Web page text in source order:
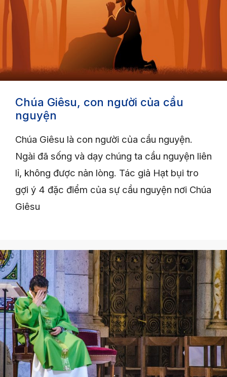
Chúa Giêsu, con người của cầu
nguyện
Chúa Giêsu là con người của cầu nguyện.
Ngài đã sống và dạy chúng ta cầu nguyện liên
lỉ, không được nản lòng. Tác giả Hạt bụi tro
gợi ý 4 đặc điểm của sự cầu nguyện nơi Chúa
Giêsu